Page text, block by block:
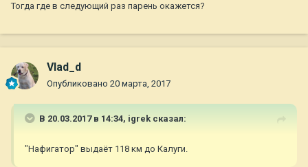
Тогда где в следующий раз парень окажется?
Vlad_d
Опубликовано 20 марта, 2017
В 20.03.2017 в 14:34, igrek сказал:
"Нафигатор" выдаёт 118 км до Калуги.